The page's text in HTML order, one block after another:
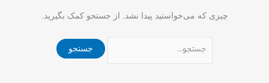
چیزی که می‌خواستید پیدا نشد. از جستجو کمک بگیرید.